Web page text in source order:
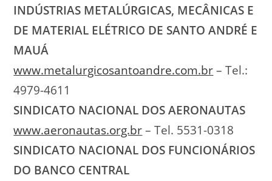
INDÚSTRIAS METALÚRGICAS, MECÂNICAS E
DE MATERIAL ELÉTRICO DE SANTO ANDRÉ E
MAUÁ
www.metalurgicosantoandre.com.br – Tel.:
4979-4611
SINDICATO NACIONAL DOS AERONAUTAS
www.aeronautas.org.br – Tel. 5531-0318
SINDICATO NACIONAL DOS FUNCIONÁRIOS
DO BANCO CENTRAL